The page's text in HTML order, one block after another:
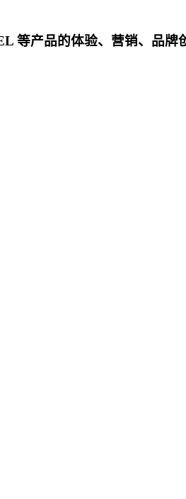
产品的体验、营销、品牌